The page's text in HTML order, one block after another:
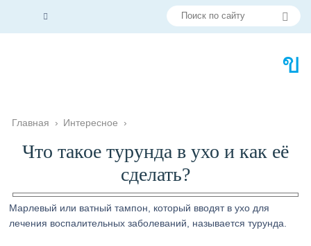
Главная › Интересное ›
Что такое турунда в ухо и как её
сделать?
Марлевый или ватный тампон, который вводят в ухо для
лечения воспалительных заболеваний, называется турунда.